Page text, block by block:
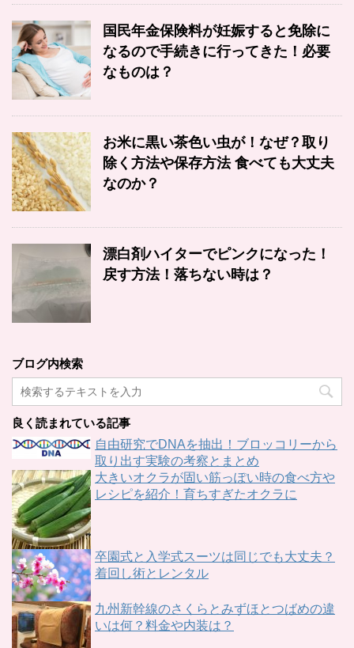
国民年金保険料が妊娠すると免除に
なるので手続きに行ってきた！必要
なものは？
お米に黒い茶色い虫が！なぜ？取り
除く方法や保存方法 食べても大丈夫
なのか？
漂白剤ハイターでピンクになった！
戻す方法！落ちない時は？
ブログ内検索
良く読まれている記事
自由研究でDNAを抽出！ブロッコリーから
取り出す実験の考察とまとめ
大きいオクラが固い筋っぽい時の食べ方や
レシピを紹介！育ちすぎたオクラに
卒園式と入学式スーツは同じでも大丈夫？
着回し術とレンタル
九州新幹線のさくらとみずほとつばめの違
いは何？料金や内装は？